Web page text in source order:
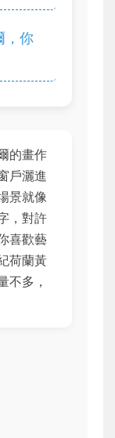
，你
的畫作
戶灑進
景就像
，對許
喜歡藝
荷蘭黃
不多，